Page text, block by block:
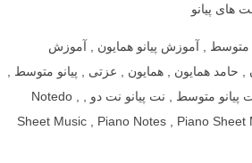
های پیانو
متوسط , آموزش پیانو همایون , آموزش
, حامد همایون , همایون , عزتی , پیانو متوسط ,
پیانو همایون , پیانو عزتی , نت پیانو متوسط , نت پیانو نت دو , Notedo ,
Sheet Music , Piano Notes , Piano